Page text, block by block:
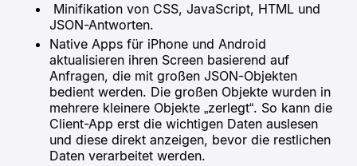
Minifikation von CSS, JavaScript, HTML und
JSON-Antworten.
Native Apps für iPhone und Android
aktualisieren ihren Screen basierend auf
Anfragen, die mit großen JSON-Objekten
bedient werden. Die großen Objekte wurden in
mehrere kleinere Objekte „zerlegt“. So kann die
Client-App erst die wichtigen Daten auslesen
und diese direkt anzeigen, bevor die restlichen
Daten verarbeitet werden.